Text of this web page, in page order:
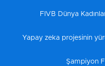
FIVB Dünya
Yapay zeka projesinin
Şampiyon